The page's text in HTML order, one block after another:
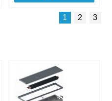
1 2 3